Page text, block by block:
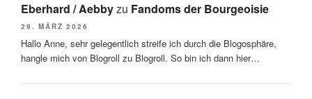
Eberhard / Aebbyzu Fandoms der Bourgeoisie
29. MÄRZ 2026
Hallo Anne, sehr gelegentlich streife ich durch die Blogosphäre,
hangle mich von Blogroll zu Blogroll. So bin ich dann hier…